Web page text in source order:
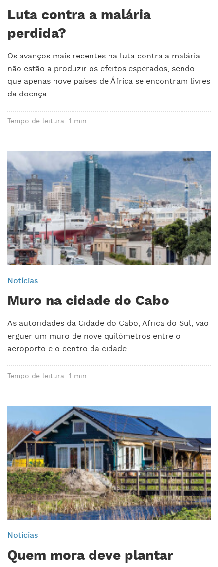
Luta contra a malária
perdida?
Os avanços mais recentes na luta contra a malária
não estão a produzir os efeitos esperados, sendo
que apenas nove países de África se encontram livres
da doença.
Tempo de leitura: 1 min
Notícias
Muro na cidade do Cabo
As autoridades da Cidade do Cabo, África do Sul, vão
erguer um muro de nove quilómetros entre o
aeroporto e o centro da cidade.
Tempo de leitura: 1 min
Notícias
Quem mora deve plantar